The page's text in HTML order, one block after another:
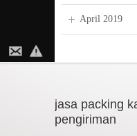
April 2019
jasa packing
pengiriman